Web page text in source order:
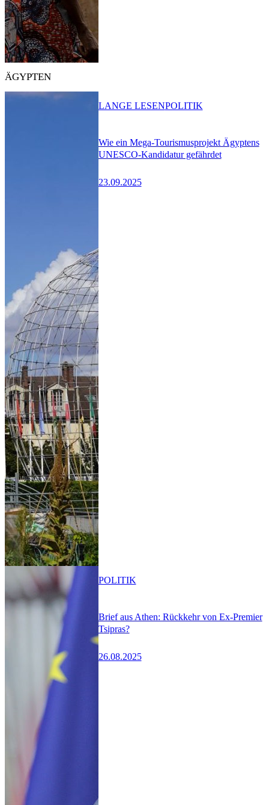
ÄGYPTEN
Wie ein Mega-Tourismusprojekt Ägyptens
UNESCO-Kandidatur gefährdet
23.09.2025
LANGE LESENPOLITIK
Brief aus Athen: Rückkehr von Ex-Premier
Tsipras?
26.08.2025
POLITIK